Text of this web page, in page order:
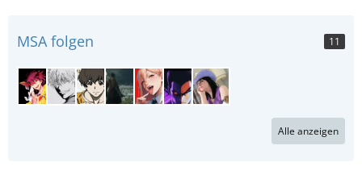
MSA folgen 11
Alle anzeigen